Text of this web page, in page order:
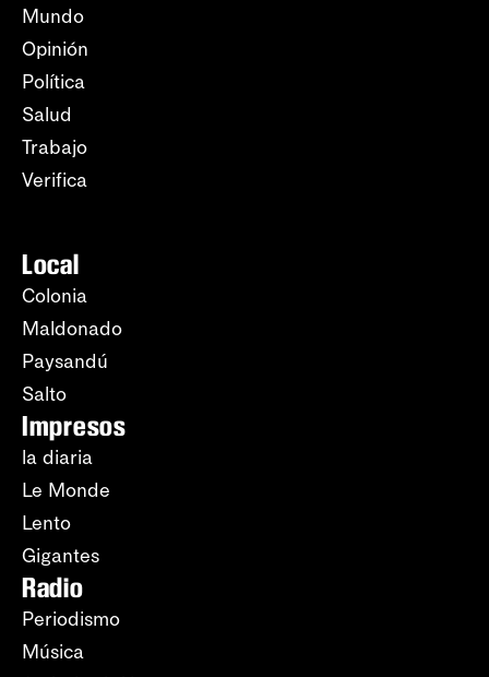
Mundo
Opinión
Política
Salud
Trabajo
Verifica
Local
Colonia
Maldonado
Paysandú
Salto
Impresos
la diaria
Le Monde
Lento
Gigantes
Radio
Periodismo
Música